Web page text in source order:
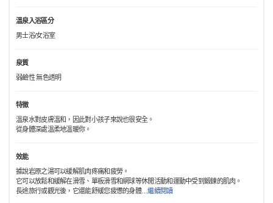
溫泉入浴區分
男士浴/女浴室
泉質
弱鹼性 無色透明
特徵
溫泉水對皮膚溫和，因此對小孩子來說也很安全。
從身體深處溫柔地溫暖你。
效能
據說岩原之湯可以緩解肌肉疼痛和疲勞。
它可以放鬆和緩解在滑雪、單板滑雪和網球等休閒活動和運動中受到鍛鍊的肌肉。
長途旅行或觀光後，它還能舒緩您疲憊的身體…繼續閱讀